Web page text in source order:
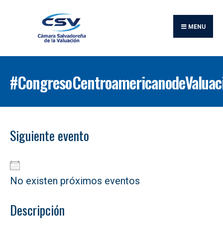
MENU
Siguiente evento
No existen próximos eventos
Descripción